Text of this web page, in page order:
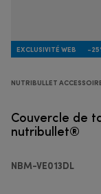
EXCLUSIVITÉ WEB -
NUTRIBULLET
Couvercle de
nutribullet®
NBM-VE013DL